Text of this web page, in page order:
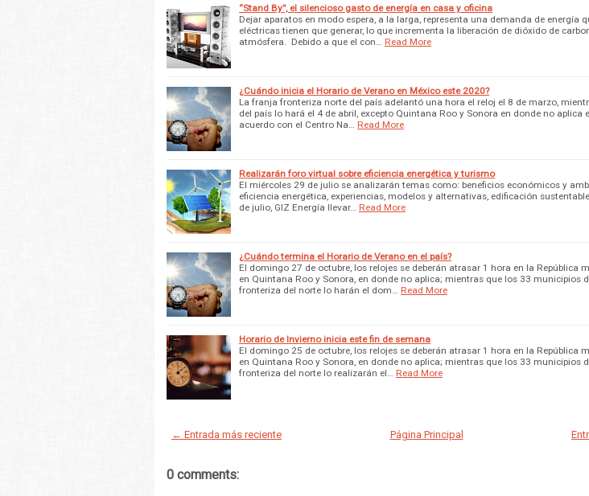
“Stand By”, el silencioso gasto de energía en casa y oficina
Dejar aparatos en modo espera, a la larga, representa una demanda de energía
eléctricas tienen que generar, lo que incrementa la liberación de dióxido de
atmósfera. Debido a que el con…
Read More
¿Cuándo inicia el Horario de Verano en México este 2020?
La franja fronteriza norte del país adelantó una hora el reloj el 8 de marzo,
del país lo hará el 4 de abril, excepto Quintana Roo y Sonora en donde no aplica
acuerdo con el Centro Na…
Read More
Realizarán foro virtual sobre eficiencia energética y turismo
El miércoles 29 de julio se analizarán temas como: beneficios económicos y
eficiencia energética, experiencias, modelos y alternativas, edificación
de julio, GIZ Energía llevar…
Read More
¿Cuándo termina el Horario de Verano en el país?
El domingo 27 de octubre, los relojes se deberán atrasar 1 hora en la República
en Quintana Roo y Sonora, en donde no aplica; mientras que los 33 municipios
fronteriza del norte lo harán el dom…
Read More
Horario de Invierno inicia este fin de semana
El domingo 25 de octubre, los relojes se deberán atrasar 1 hora en la República
en Quintana Roo y Sonora, en donde no aplica; mientras que los 33 municipios
fronteriza del norte lo realizarán el…
Read More
← Entrada más reciente Página Principal
0 comments: